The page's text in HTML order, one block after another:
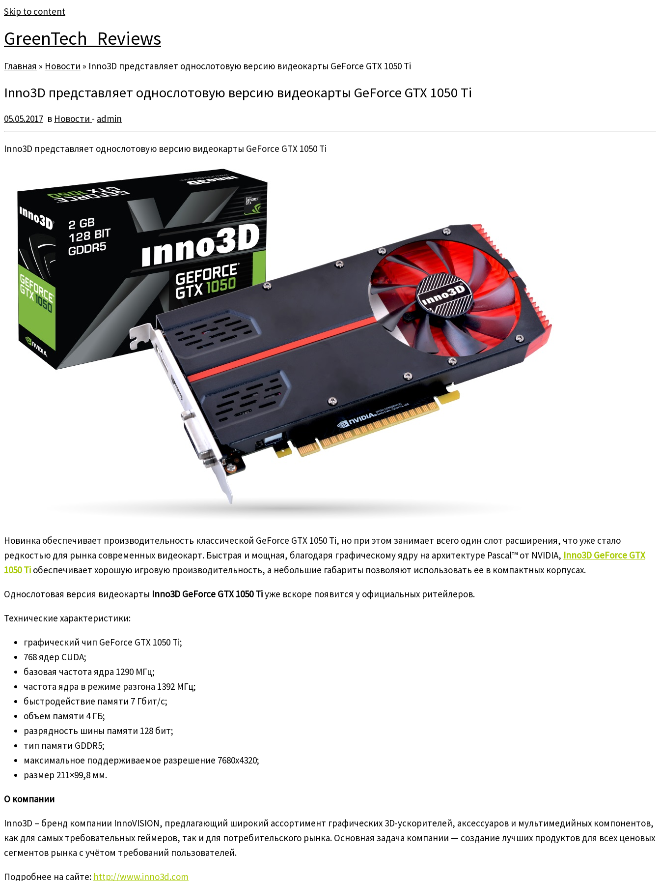
Skip to content
GreenTech_Reviews
Главная » Новости » Inno3D представляет однослотовую версию видеокарты GeForce GTX 1050 Ti
Inno3D представляет однослотовую версию видеокарты GeForce GTX 1050 Ti
05.05.2017 в Новости - admin
Inno3D представляет однослотовую версию видеокарты GeForce GTX 1050 Ti
Новинка обеспечивает производительность классической GeForce GTX 1050 Ti, но при этом занимает всего один слот расширения, что уже стало
редкостью для рынка современных видеокарт. Быстрая и мощная, благодаря графическому ядру на архитектуре Pascal™ от NVIDIA, Inno3D GeForce GTX
1050Ti обеспечивает хорошую игровую производительность, а небольшие габариты позволяют использовать ее в компактных корпусах.
Однослотовая версия видеокарты Inno3D GeForce GTX 1050Tiуже вскоре появится у официальных ритейлеров.
Технические характеристики:
графический чип GeForce GTX 1050 Ti;
768 ядер CUDA;
базовая частота ядра 1290 МГц;
частота ядра в режиме разгона 1392 МГц;
быстродействие памяти 7 Гбит/с;
объем памяти 4 ГБ;
разрядность шины памяти 128 бит;
тип памяти GDDR5;
максимальное поддерживаемое разрешение 7680х4320;
размер 211×99,8 мм.
О компании
Inno3D – бренд компании InnoVISION, предлагающий широкий ассортимент графических 3D-ускорителей, аксессуаров и мультимедийных компонентов,
как для самых требовательных геймеров, так и для потребительского рынка. Основная задача компании — создание лучших продуктов для всех ценовых
сегментов рынка с учётом требований пользователей.
Подробнее на сайте: http://www.inno3d.com